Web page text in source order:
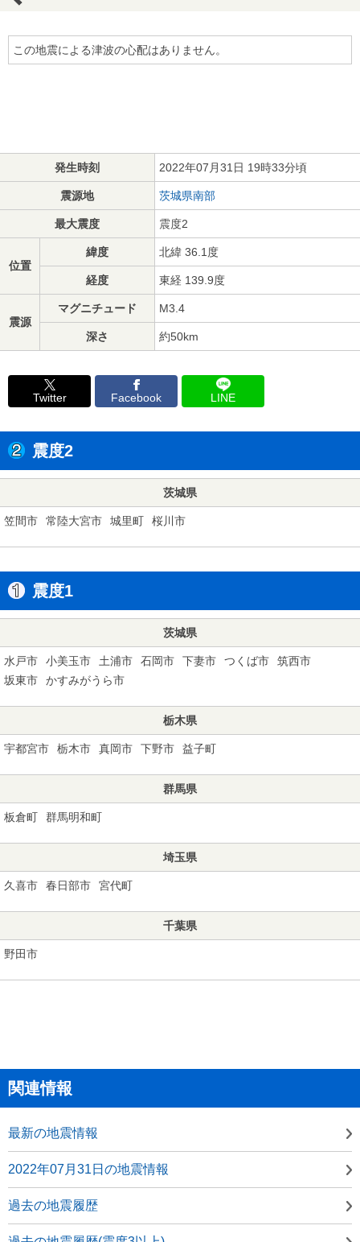
この地震による津波の心配はありません。
発生時刻 2022年07月31日 19時33分頃
震源地 茨城県南部
最大震度 震度2
位置
緯度 北緯 36.1度
経度 東経 139.9度
震源
マグニチュード M3.4
深さ 約50km
Twitter Facebook LINE
震度2
茨城県
笠間市 常陸大宮市 城里町 桜川市
震度1
茨城県
水戸市 小美玉市 土浦市 石岡市 下妻市 つくば市
筑西市
坂東市
かすみがうら市
栃木県
宇都宮市 栃木市 真岡市 下野市 益子町
群馬県
板倉町 群馬明和町
埼玉県
久喜市 春日部市 宮代町
千葉県
野田市
関連情報
最新の地震情報
2022年07月31日の地震情報
過去の地震履歴